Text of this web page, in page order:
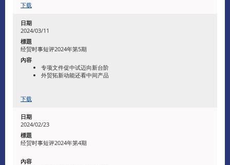
下载
2024/03/11
经贸时事短评2024年第5期
专项文件促中试迈向新台阶
外贸拓新动能还看中间产品
下载
2024/02/23
经贸时事短评2024年第4期